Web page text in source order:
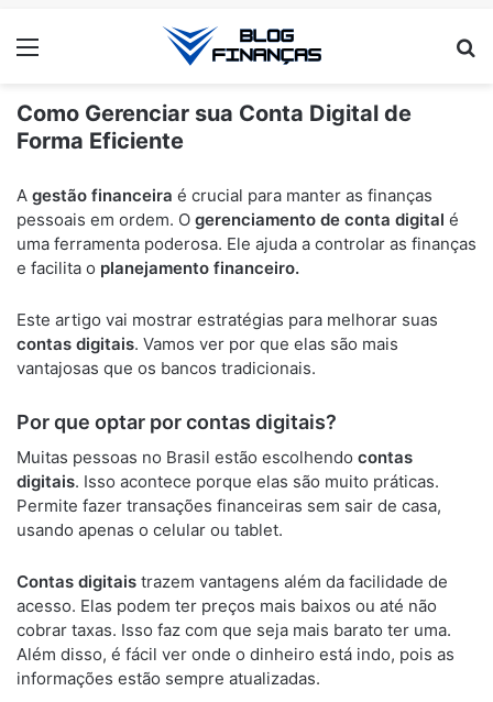
Menu
Como Gerenciar sua Conta Digital de
Forma Eficiente
A gestão financeira é crucial para manter as finanças
pessoais em ordem. O gerenciamento de conta digital é
uma ferramenta poderosa. Ele ajuda a controlar as finanças
e facilita o planejamento financeiro.
Este artigo vai mostrar estratégias para melhorar suas
contas digitais. Vamos ver por que elas são mais
vantajosas que os bancos tradicionais.
Por que optar por contas digitais?
Muitas pessoas no Brasil estão escolhendo contas
digitais. Isso acontece porque elas são muito práticas.
Permite fazer transações financeiras sem sair de casa,
usando apenas o celular ou tablet.
Contas digitais trazem vantagens além da facilidade de
acesso. Elas podem ter preços mais baixos ou até não
cobrar taxas. Isso faz com que seja mais barato ter uma.
Além disso, é fácil ver onde o dinheiro está indo, pois as
informações estão sempre atualizadas.